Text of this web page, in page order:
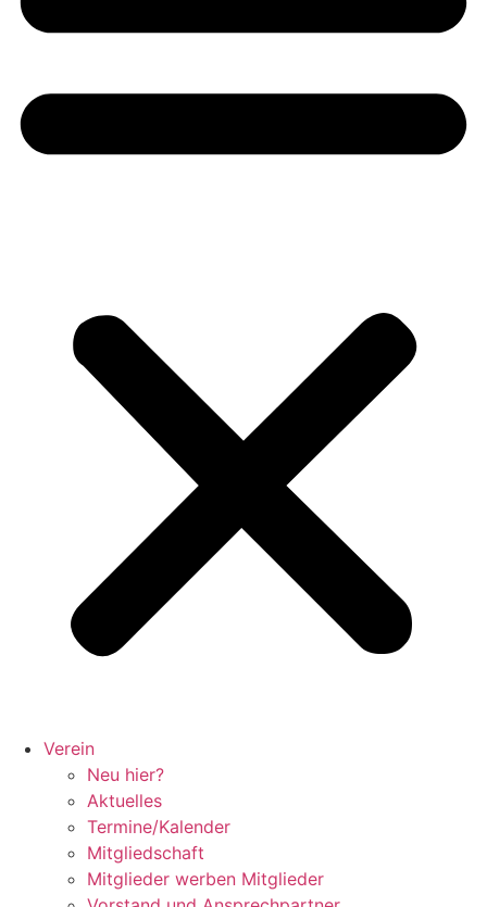
Verein
Neu hier?
Aktuelles
Termine/Kalender
Mitgliedschaft
Mitglieder werben Mitglieder